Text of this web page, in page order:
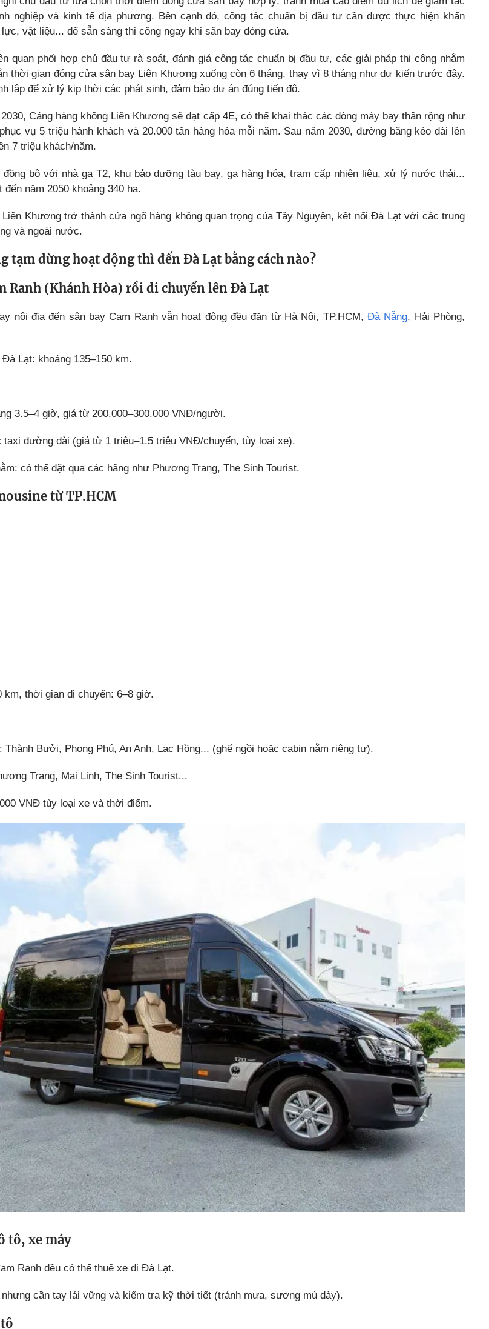
nghiệp và kinh tế địa phương. Bên cạnh đó, công tác chuẩn bị đầu tư cần được thực hiện khẩn
vật liệu... để sẵn sàng thi công ngay khi sân bay đóng cửa.
quan phối hợp chủ đầu tư rà soát, đánh giá công tác chuẩn bị đầu tư, các giải pháp thi công nhằm
thời gian đóng cửa sân bay Liên Khương xuống còn 6 tháng, thay vì 8 tháng như dự kiến trước đây.
lập để xử lý kịp thời các phát sinh, đảm bảo dự án đúng tiến độ.
Cảng hàng không Liên Khương sẽ đạt cấp 4E, có thể khai thác các dòng máy bay thân rộng như
vụ 5 triệu hành khách và 20.000 tấn hàng hóa mỗi năm. Sau năm 2030, đường băng kéo dài lên
7 triệu khách/năm.
bộ với nhà ga T2, khu bảo dưỡng tàu bay, ga hàng hóa, trạm cấp nhiên liệu, xử lý nước thải...
năm 2050 khoảng 340 ha.
Khương trở thành cửa ngõ hàng không quan trọng của Tây Nguyên, kết nối Đà Lạt với các trung
và ngoài nước.
tạm dừng hoạt động thì đến Đà Lạt bằng cách nào?
Ranh (Khánh Hòa) rồi di chuyển lên Đà Lạt
nội địa đến sân bay Cam Ranh vẫn hoạt động đều đặn từ Hà Nội, TP.HCM, Đà Nẵng, Hải Phòng,
Lạt: khoảng 135–150 km.
3.5–4 giờ, giá từ 200.000–300.000 VNĐ/người.
taxi đường dài (giá từ 1 triệu–1.5 triệu VNĐ/chuyến, tùy loại xe).
có thể đặt qua các hãng như Phương Trang, The Sinh Tourist.
từ TP.HCM
km, thời gian di chuyển: 6–8 giờ.
Thành Bưởi, Phong Phú, An Anh, Lạc Hồng... (ghế ngồi hoặc cabin nằm riêng tư).
Trang, Mai Linh, The Sinh Tourist...
VNĐ tùy loại xe và thời điểm.
tô, xe máy
Ranh đều có thể thuê xe đi Đà Lạt.
cần tay lái vững và kiểm tra kỹ thời tiết (tránh mưa, sương mù dày).